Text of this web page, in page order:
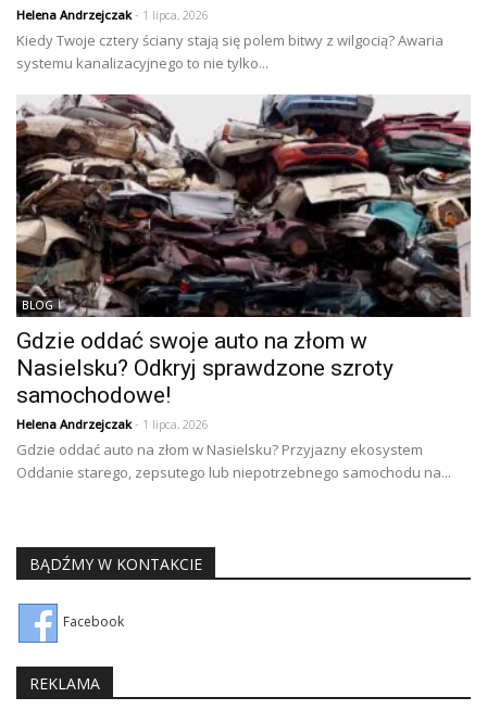
Helena Andrzejczak- 1 lipca, 2026
Kiedy Twoje cztery ściany stają się polem bitwy z wilgocią? Awaria
systemu kanalizacyjnego to nie tylko...
BLOG
Gdzie oddać swoje auto na złom w
Nasielsku? Odkryj sprawdzone szroty
samochodowe!
Helena Andrzejczak- 1 lipca, 2026
Gdzie oddać auto na złom w Nasielsku? Przyjazny ekosystem
Oddanie starego, zepsutego lub niepotrzebnego samochodu na...
BĄDŹMY W KONTAKCIE
Facebook
REKLAMA